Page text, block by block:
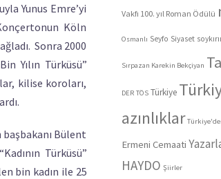
Yunus Emre’yi
Köln
Sonra 2000
Yılın Türküsü”
kilise koroları,
başbakanı Bülent
Türküsü”
bin kadın ile 25
Vakfı 100. yıl Roman Ödülü
Osmanlı Seyfo Siyaset
Sırpazan Karekin Bekçiyan
DER TÖS Türkiye
azınlıklar
Ermeni Cemaati
HAYDO Şiirler